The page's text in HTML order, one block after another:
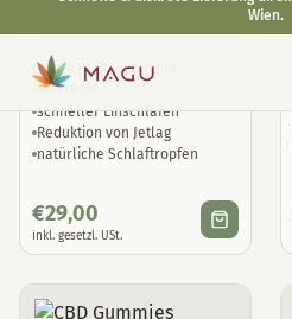
CBD Schlaftropfen mit
Melatonin
schneller Einschlafen
Reduktion von Jetlag
natürliche Schlaftropfen
€29,00
inkl. gesetzl. USt.